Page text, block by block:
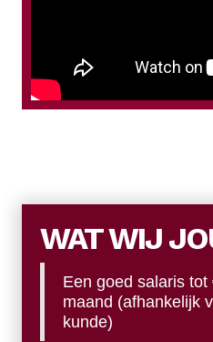
WAT WIJ
Een goed salaris tot
maand (afhankelijk
kunde)